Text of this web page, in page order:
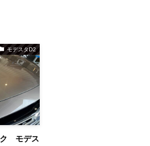
モデスタD2
ク モデス